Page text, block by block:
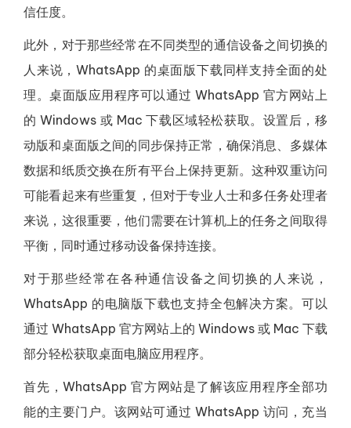
信任度。
此外，对于那些经常在不同类型的通信设备之间切换的
人来说，WhatsApp 的桌面版下载同样支持全面的处
理。桌面版应用程序可以通过 WhatsApp 官方网站上
的 Windows 或 Mac 下载区域轻松获取。设置后，移
动版和桌面版之间的同步保持正常，确保消息、多媒体
数据和纸质交换在所有平台上保持更新。这种双重访问
可能看起来有些重复，但对于专业人士和多任务处理者
来说，这很重要，他们需要在计算机上的任务之间取得
平衡，同时通过移动设备保持连接。
对于那些经常在各种通信设备之间切换的人来说，
WhatsApp 的电脑版下载也支持全包解决方案。可以
通过 WhatsApp 官方网站上的 Windows 或 Mac 下载
部分轻松获取桌面电脑应用程序。
首先，WhatsApp 官方网站是了解该应用程序全部功
能的主要门户。该网站可通过 WhatsApp 访问，充当